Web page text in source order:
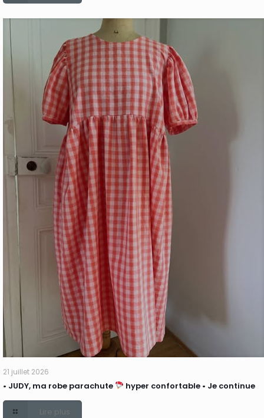
21 juillet 2026
• JUDY, ma robe parachute hyper confortable • Je continue
Lire plus